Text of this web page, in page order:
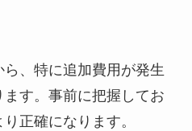
、特に追加費用が発生
す。事前に把握してお
正確になります。